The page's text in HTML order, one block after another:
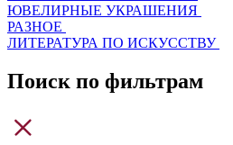
ЮВЕЛИРНЫЕ УКРАШЕНИЯ
РАЗНОЕ
ЛИТЕРАТУРА ПО ИСКУССТВУ
Поиск по фильтрам